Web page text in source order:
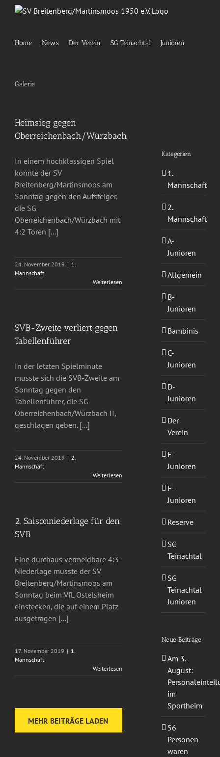
Home News Der Verein SG Teinachtal Junioren
Galerie
Heimsieg gegen
Oberreichenbach/Würzbach
In einem hochklassigen Spiel
konnte der SV
Breitenberg/Martinsmoos am
Sonntag gegen den Aufsteiger,
die SG
Oberreichenbach/Würzbach mit
4:2 Toren [...]
24. November 2019 | 1.
Mannschaft
Weiterlesen
SVB-Zweite verliert gegen
Tabellenführer
In der letzten Spielminute
musste sich die SVB-Zweite am
Sonntag gegen den
Tabellenführer, die SG
Oberreichenbach/Würzbach II,
geschlagen geben. [...]
24. November 2019 | 2.
Mannschaft
Weiterlesen
2. Saisonniederlage für den
SVB
Eine durchaus vermeidbare 4:3-
Niederlage musste der SV
Breitenberg/Martinsmoos am
Sonntag beim VfL Ostelsheim
einstecken, die auf einem Platz
ausgetragen [...]
17. November 2019 | 1.
Mannschaft
Weiterlesen
MEHR BEITRÄGE LADEN
Kategorien
1.
Mannschaft
2.
Mannschaft
A-
Junioren
Allgemein
B-
Junioren
Bambinis
C-
Junioren
D-
Junioren
Der
Verein
E-
Junioren
F-
Junioren
Reserve
SG
Teinachtal
SG
Teinachtal
Junioren
Neue Beiträge
Am 3.
August:
im
Sportheim
56
Personen
waren